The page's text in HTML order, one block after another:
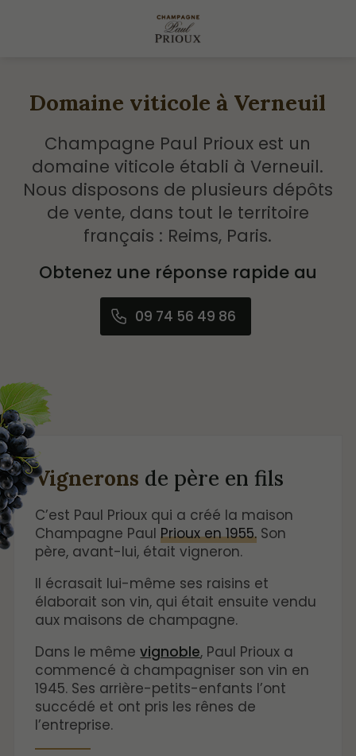
Domaine viticole à Verneuil
Champagne Paul Prioux est un
domaine viticole établi à Verneuil.
Nous disposons de plusieurs dépôts
de vente, dans tout le territoire
français : Reims, Paris.
Obtenez une réponse rapide au
09 74 56 49 86
Vignerons de père en fils
C’est Paul Prioux qui a créé la maison
Champagne PaulPrioux en 1955. Son
père, avant-lui, était vigneron.
Il écrasait lui-même ses raisins et
élaborait son vin, qui était ensuite vendu
aux maisons de champagne.
Dans le mêmevignoble, Paul Prioux a
commencé à champagniser son vin en
1945. Ses arrière-petits-enfants l’ont
succédé et ont pris les rênes de
l’entreprise.